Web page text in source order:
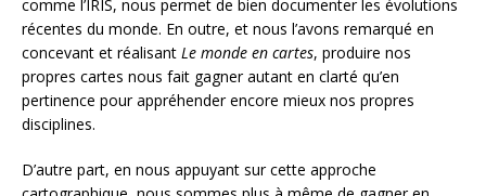
comme l’IRIS, nous permet de bien documenter les évolutions
récentes du monde. En outre, et nous l’avons remarqué en
concevant et réalisant Le monde en cartes, produire nos
propres cartes nous fait gagner autant en clarté qu’en
pertinence pour appréhender encore mieux nos propres
disciplines.
D’autre part, en nous appuyant sur cette approche